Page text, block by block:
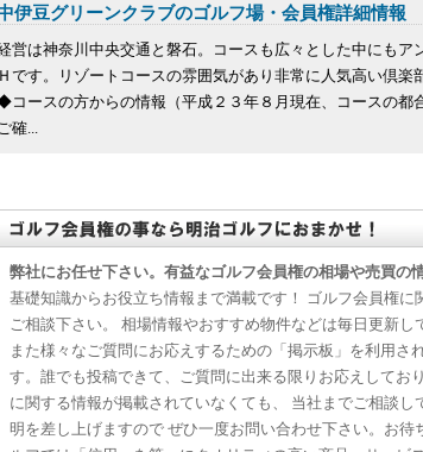
伊豆グリーンクラブのゴルフ場・会員権詳細情報
営は神奈川中央交通と磐石。コースも広々とした中にも
です。リゾートコースの雰囲気があり非常に人気高い倶楽
コースの方からの情報（平成２３年８月現在、コースの都
確...
弊社にお任せ下さい。有益なゴルフ会員権の相場や売買の
基礎知識からお役立ち情報まで満載です！ ゴルフ会員権に
ご相談下さい。 相場情報やおすすめ物件などは毎日更新し
また様々なご質問にお応えするための「掲示板」を利用さ
す。誰でも投稿できて、ご質問に出来る限りお応えしてお
に関する情報が掲載されていなくても、 当社までご相談
明を差し上げますので ぜひ一度お問い合わせ下さい。お待